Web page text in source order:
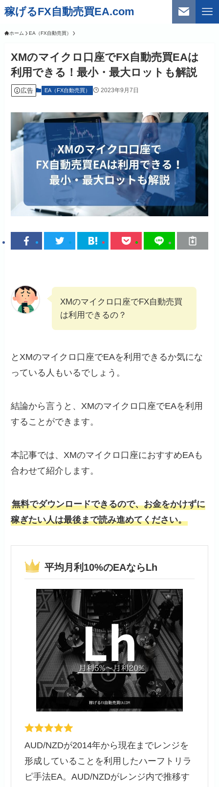
稼げるFX自動売買EA.com
ホーム EA（FX自動売買）
XMのマイクロ口座でFX自動売買EAは
利用できる！最小・最大ロットも解説
広告 EA（FX自動売買） 2023年9月7日
XMのマイクロ口座でFX自動売買
は利用できるの？
とXMのマイクロ口座でEAを利用できるか気にな
っている人もいるでしょう。
結論から言うと、XMのマイクロ口座でEAを利用
することができます。
本記事では、XMのマイクロ口座におすすめEAも
合わせて紹介します。
無料でダウンロードできるので、お金をかけずに
稼ぎたい人は最後まで読み進めてください。
平均月利10%のEAならLh
AUD/NZDが2014年から現在までレンジを
形成していることを利用したハーフトリラ
ピ手法EA。AUD/NZDがレンジ内で推移す